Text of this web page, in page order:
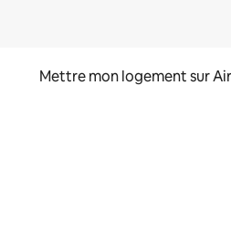
Mettre mon logement sur